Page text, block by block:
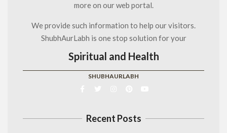
more on our web portal.
We provide such information to help our visitors.
ShubhAurLabh is one stop solution for your
Spiritual and Health
SHUBHAURLABH
Recent Posts